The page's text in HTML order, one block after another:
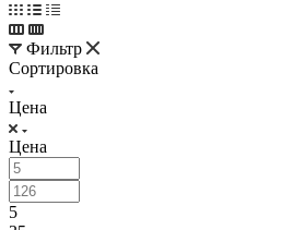
Фильтр
Сортировка
Цена
Цена
5